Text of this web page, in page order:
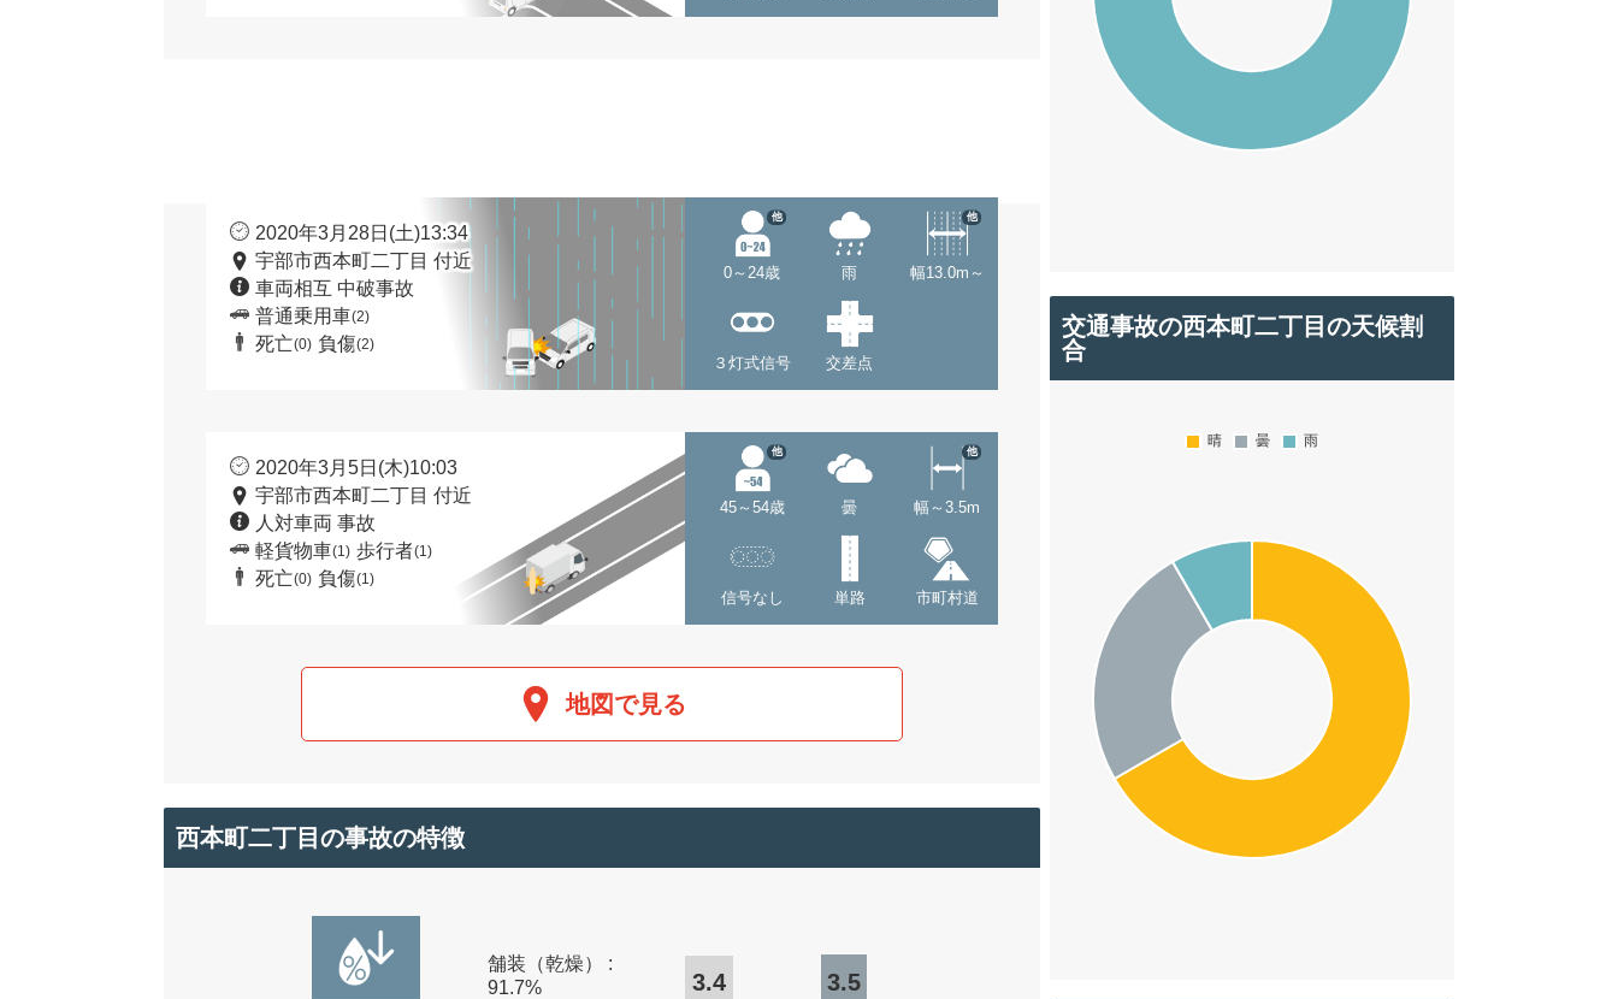
2020年3月28日(土)13:34
宇部市西本町二丁目 付近
車両相互 中破事故
普通乗用車(2)
死亡(0) 負傷(2)
0～24歳
他
雨 幅13.0m～
他
３灯式信号 交差点
2020年3月5日(木)10:03
宇部市西本町二丁目 付近
人対車両 事故
軽貨物車(1) 歩行者(1)
死亡(0) 負傷(1)
45～54歳
他
曇 幅～3.5m
他
信号なし 単路 市町村道
地図で見る
西本町二丁目の事故の特徴
舗装（乾燥） :
91.7%
3.4 3.5
交通事故の西本町二丁目の天候割
合